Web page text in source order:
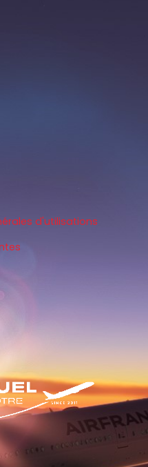
d'utilisations